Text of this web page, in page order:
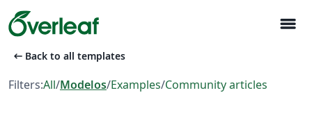
menu
arrow_left_alt Back to all templates
Filters:All/Modelos/Examples/Community articles